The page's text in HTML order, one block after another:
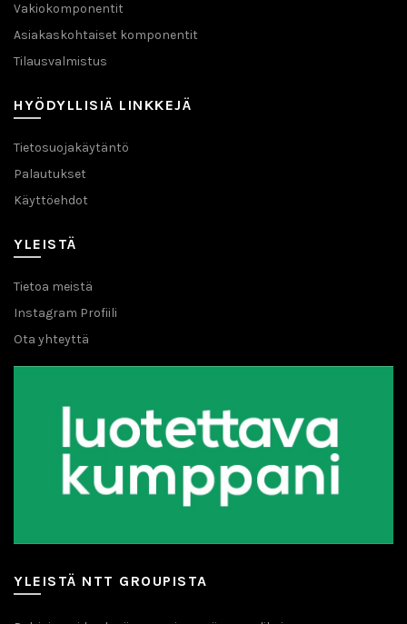
Vakiokomponentit
Asiakaskohtaiset komponentit
Tilausvalmistus
HYÖDYLLISIÄ LINKKEJÄ
Tietosuojakäytäntö
Palautukset
Käyttöehdot
YLEISTÄ
Tietoa meistä
Instagram Profiili
Ota yhteyttä
YLEISTÄ NTT GROUPISTA